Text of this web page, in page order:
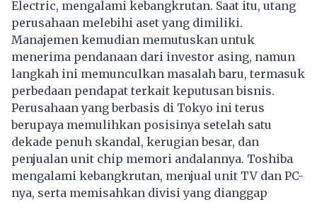
Electric, mengalami kebangkrutan. Saat itu, utang
perusahaan melebihi aset yang dimiliki.
Manajemen kemudian memutuskan untuk
menerima pendanaan dari investor asing, namun
langkah ini memunculkan masalah baru, termasuk
perbedaan pendapat terkait keputusan bisnis.
Perusahaan yang berbasis di Tokyo ini terus
berupaya memulihkan posisinya setelah satu
dekade penuh skandal, kerugian besar, dan
penjualan unit chip memori andalannya. Toshiba
mengalami kebangkrutan, menjual unit TV dan PC-
nya, serta memisahkan divisi yang dianggap